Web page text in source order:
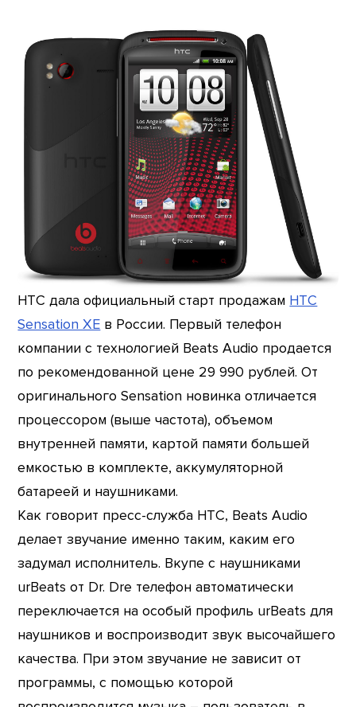
HTC дала официальный старт продажам HTC
Sensation XE в России. Первый телефон
компании с технологией Beats Audio продается
по рекомендованной цене 29 990 рублей. От
оригинального Sensation новинка отличается
процессором (выше частота), объемом
внутренней памяти, картой памяти большей
емкостью в комплекте, аккумуляторной
батареей и наушниками.
Как говорит пресс-служба HTC, Beats Audio
делает звучание именно таким, каким его
задумал исполнитель. Вкупе с наушниками
urBeats от Dr. Dre телефон автоматически
переключается на особый профиль urBeats для
наушников и воспроизводит звук высочайшего
качества. При этом звучание не зависит от
программы, с помощью которой